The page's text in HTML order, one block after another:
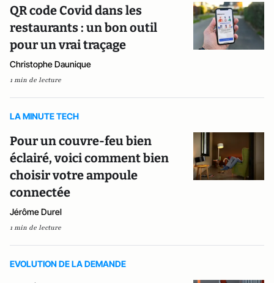
QR code Covid dans les
restaurants : un bon outil
pour un vrai traçage
Christophe Daunique
1 min de lecture
LA MINUTE TECH
Pour un couvre-feu bien
éclairé, voici comment bien
choisir votre ampoule
connectée
Jérôme Durel
1 min de lecture
EVOLUTION DE LA DEMANDE